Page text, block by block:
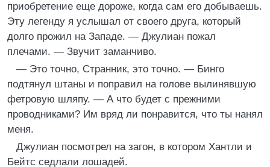
приобретение еще дороже, когда сам его добываешь.
Эту легенду я услышал от своего друга, который
долго прожил на Западе. — Джулиан пожал
плечами. — Звучит заманчиво.
— Это точно, Странник, это точно. — Бинго
подтянул штаны и поправил на голове вылинявшую
фетровую шляпу. — А что будет с прежними
проводниками? Им вряд ли понравится, что ты нанял
меня.
Джулиан посмотрел на загон, в котором Хантли и
Бейтс седлали лошадей.